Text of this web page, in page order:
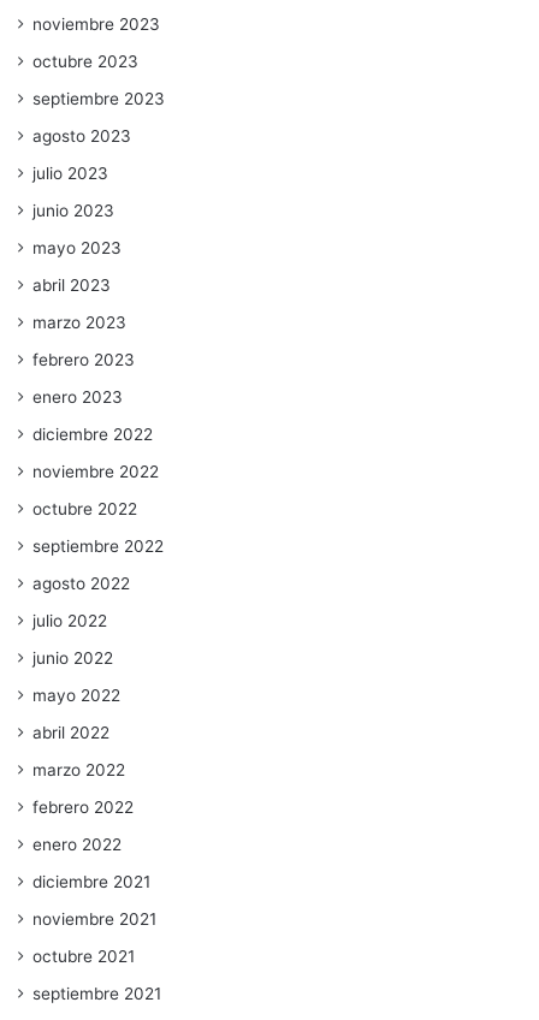
noviembre 2023
octubre 2023
septiembre 2023
agosto 2023
julio 2023
junio 2023
mayo 2023
abril 2023
marzo 2023
febrero 2023
enero 2023
diciembre 2022
noviembre 2022
octubre 2022
septiembre 2022
agosto 2022
julio 2022
junio 2022
mayo 2022
abril 2022
marzo 2022
febrero 2022
enero 2022
diciembre 2021
noviembre 2021
octubre 2021
septiembre 2021